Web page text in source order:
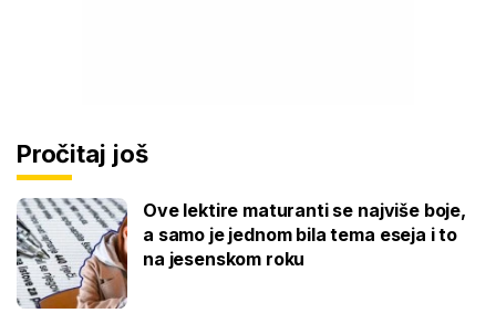
Pročitaj još
Ove lektire maturanti se najviše boje,
a samo je jednom bila tema eseja i to
na jesenskom roku